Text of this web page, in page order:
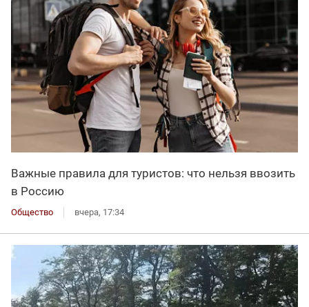
Важные правила для туристов: что нельзя ввозить
в Россию
Общество вчера, 17:34